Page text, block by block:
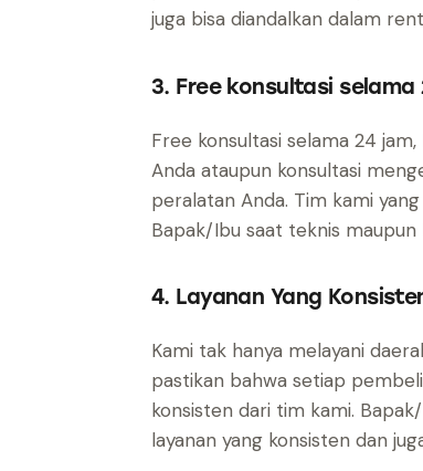
juga bisa diandalkan dalam
3. Free konsultasi selama
Free konsultasi selama 24
Anda ataupun konsultasi
peralatan Anda. Tim kami
Bapak/Ibu saat teknis
4. Layanan Yang
Kami tak hanya melayani
pastikan bahwa setiap
konsisten dari tim kami.
layanan yang konsisten dan